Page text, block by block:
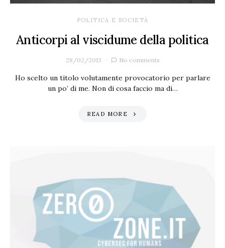
POLITICA E SOCIETÀ
Anticorpi al viscidume della politica
28/02/2013 No comments
Ho scelto un titolo volutamente provocatorio per parlare
un po’ di me. Non di cosa faccio ma di…
READ MORE